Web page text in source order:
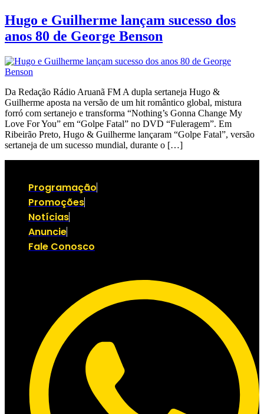
Hugo e Guilherme lançam sucesso dos
anos 80 de George Benson
Da Redação Rádio Aruanã FM A dupla sertaneja Hugo &
Guilherme aposta na versão de um hit romântico global, mistura
forró com sertanejo e transforma “Nothing’s Gonna Change My
Love For You” em “Golpe Fatal” no DVD “Fuleragem”. Em
Ribeirão Preto, Hugo & Guilherme lançaram “Golpe Fatal”, versão
sertaneja de um sucesso mundial, durante o […]
Programação
Promoções
Notícias
Anuncie
Fale Conosco